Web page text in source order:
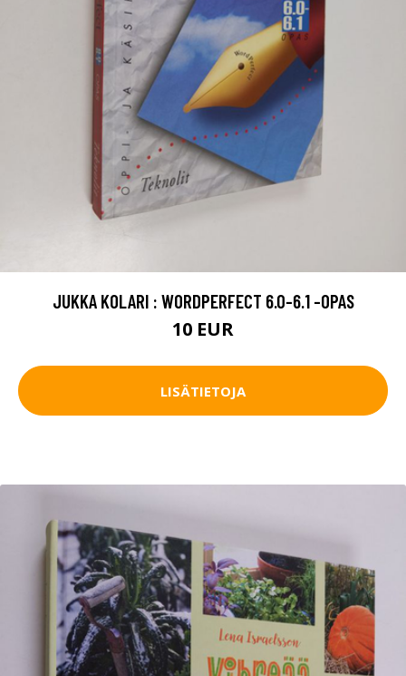
JUKKA KOLARI : WORDPERFECT 6.0-6.1 -OPAS
10 EUR
LISÄTIETOJA